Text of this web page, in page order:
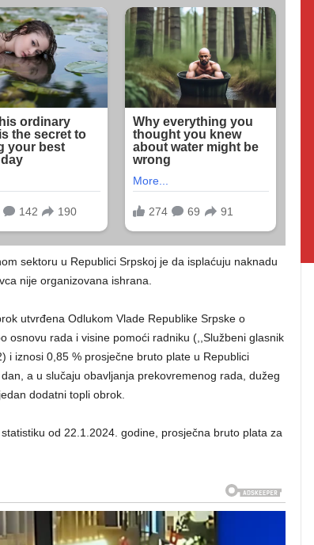
sektoru u Republici Srpskoj je da isplaćuju naknadu
nije organizovana ishrana.
utvrđena Odlukom Vlade Republike Srpske o
osnovu rada i visine pomoći radniku (,,Službeni glasnik
i iznosi 0,85 % prosječne bruto plate u Republici
a u slučaju obavljanja prekovremenog rada, dužeg
dodatni topli obrok.
od 22.1.2024. godine, prosječna bruto plata za